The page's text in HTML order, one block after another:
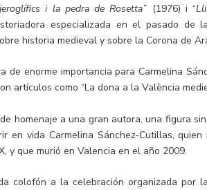
i la pedra de Rosetta” (1976) i “
especializada en el pasado de
historia medieval y sobre la Corona de
de enorme importancia para Carmelina
artículos como “La dona a la València
homenaje a una gran autora, una figura
en vida Carmelina Sánchez-Cutillas,
y que murió en Valencia en el año 2009.
colofón a la celebración organizada por